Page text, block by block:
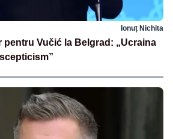
Ionuț Nichita
pentru Vučić la Belgrad: „Ucraina